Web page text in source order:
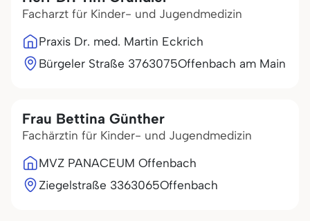
Facharzt für Kinder- und Jugendmedizin
Praxis Dr. med. Martin Eckrich
Bürgeler Straße 3763075Offenbach am Main
Frau Bettina Günther
Fachärztin für Kinder- und Jugendmedizin
MVZ PANACEUM Offenbach
Ziegelstraße 3363065Offenbach